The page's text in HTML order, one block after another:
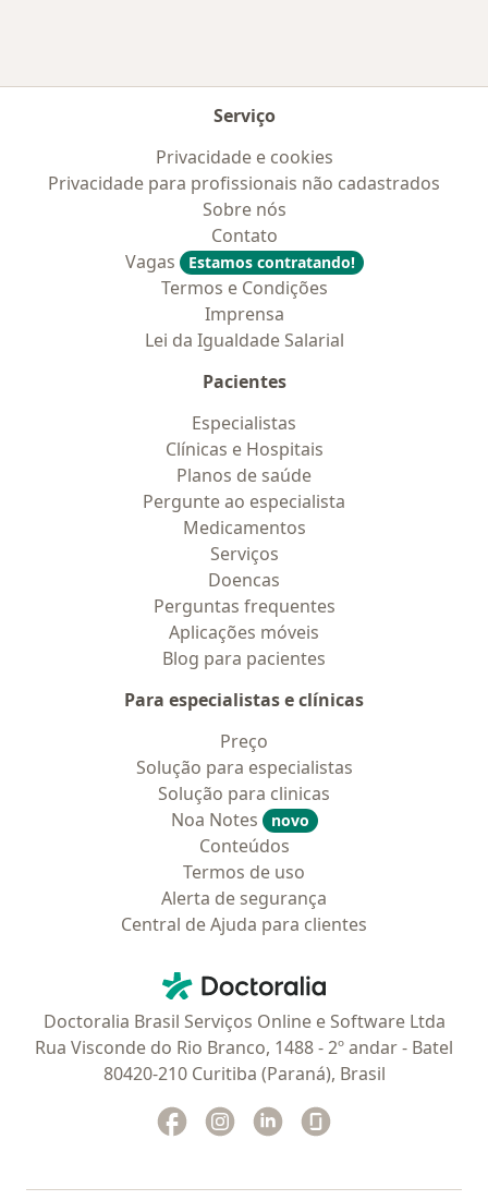
Serviço
Privacidade e cookies
Privacidade para profissionais não cadastrados
Sobre nós
Contato
Vagas
Estamos contratando!
Termos e Condições
Imprensa
Lei da Igualdade Salarial
Pacientes
Especialistas
Clínicas e Hospitais
Planos de saúde
Pergunte ao especialista
Medicamentos
Serviços
Doencas
Perguntas frequentes
Aplicações móveis
Blog para pacientes
Para especialistas e clínicas
Preço
Solução para especialistas
Solução para clinicas
Noa Notes
novo
Conteúdos
Termos de uso
Alerta de segurança
Central de Ajuda para clientes
Doctoralia - Homepage
Doctoralia Brasil Serviços Online e Software Ltda
Rua Visconde do Rio Branco, 1488 - 2º andar - Batel
80420-210 Curitiba (Paraná), Brasil
Facebook
abre num novo separador
Instagram
abre num novo separador
Linkedin
abre num novo